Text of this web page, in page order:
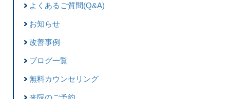
よくあるご質問(Q&A)
お知らせ
改善事例
ブログ一覧
無料カウンセリング
来院のご予約